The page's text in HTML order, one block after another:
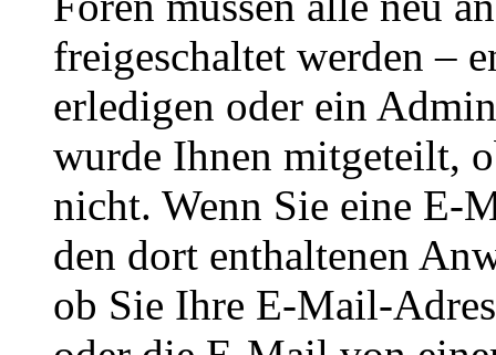
freigeschaltet werden –
erledigen oder ein
wurde Ihnen mitgeteilt,
nicht. Wenn Sie eine E-
den dort enthaltenen
ob Sie Ihre E-Mail-